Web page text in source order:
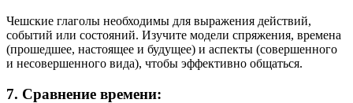
Чешские глаголы необходимы для выражения действий,
событий или состояний. Изучите модели спряжения, времена
(прошедшее, настоящее и будущее) и аспекты (совершенного
и несовершенного вида), чтобы эффективно общаться.
7. Сравнение времени: